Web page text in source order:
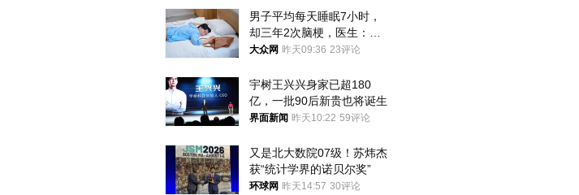
男子平均每天睡眠7小时，
却三年2次脑梗，医生：这
样睡觉更伤身
大众网 昨天09:36 23评论
宇树王兴兴身家已超180
亿，一批90后新贵也将诞生
界面新闻 昨天10:22 59评论
又是北大数院07级！苏炜杰
获“统计学界的诺贝尔奖”
环球网 昨天14:57 30评论